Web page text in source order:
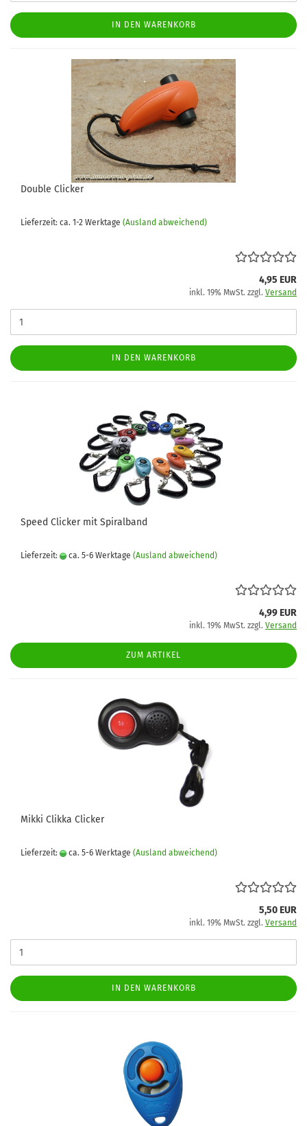
IN DEN WARENKORB
Double Clicker
Lieferzeit: ca. 1-2 Werktage (Ausland abweichend)
4,95 EUR
inkl. 19% MwSt. zzgl. Versand
IN DEN WARENKORB
Speed Clicker mit Spiralband
Lieferzeit: ca. 5-6 Werktage (Ausland abweichend)
4,99 EUR
inkl. 19% MwSt. zzgl. Versand
ZUM ARTIKEL
Mikki Clikka Clicker
Lieferzeit: ca. 5-6 Werktage (Ausland abweichend)
5,50 EUR
inkl. 19% MwSt. zzgl. Versand
IN DEN WARENKORB